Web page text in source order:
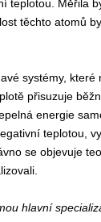
teplotou. Měřila
těchto atomů
systémy,
přisuzuje
energie
teplotou,
se objevuje
hlavní